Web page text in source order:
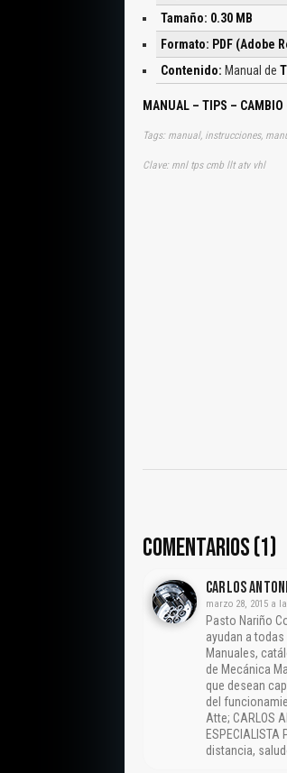
Tamaño: 0.30 MB
Formato: PDF (Adobe
Contenido: Manual de
MANUAL – TIPS –
Tags: manual, instrucciones,
Clave: mnl tps cmb llt atv vhl
COMENTARIOS (1)
CARLOS
marzo 28, 2015 a
Pasto Nariño
ayudan a
Manuales,
de Mecánica
que desean
del
Atte; CARLOS
distancia,